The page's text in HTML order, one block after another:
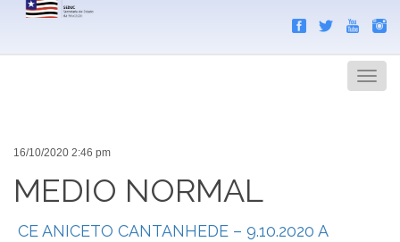
Menu
16/10/2020 2:46 pm
MEDIO NORMAL
CE ANICETO CANTANHEDE – 9.10.2020 A